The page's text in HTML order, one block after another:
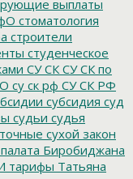
выплаты
стоматология
строители
студенческое
СУ СК СУ СК по
су ск рф СУ СК РФ
субсидия суд
судьи судья
сухой закон
Биробиджана
тарифы Татьяна